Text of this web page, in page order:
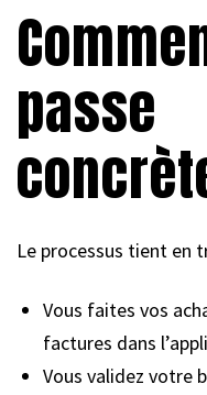
passe
Le processus tient en
Vous faites vos
factures dans
Vous validez votre